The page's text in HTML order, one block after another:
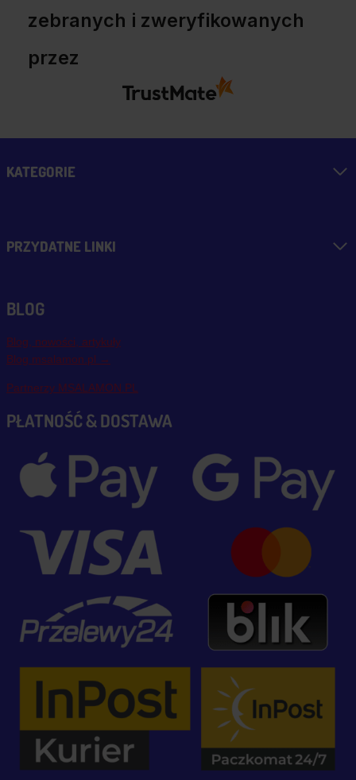
zebranych i zweryfikowanych
przez
KATEGORIE
PRZYDATNE LINKI
BLOG
Blog, nowości, artykuły
Blog msalamon.pl →
Partnerzy MSALAMON.PL
PŁATNOŚĆ & DOSTAWA